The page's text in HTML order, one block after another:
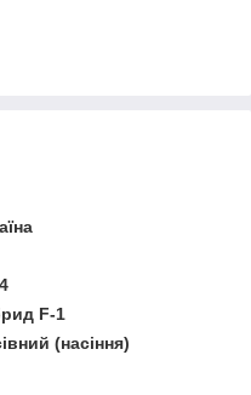
F-1
(насіння)